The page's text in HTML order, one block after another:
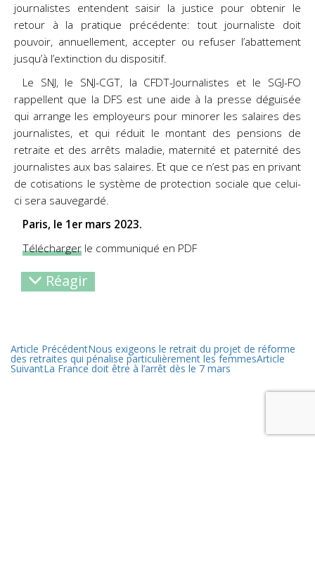
journalistes entendent saisir la justice pour obtenir le
retour à la pratique précédente: tout journaliste doit
pouvoir, annuellement, accepter ou refuser l’abattement
jusqu’à l’extinction du dispositif.
Le SNJ, le SNJ-CGT, la CFDT-Journalistes et le SGJ-FO
rappellent que la DFS est une aide à la presse déguisée
qui arrange les employeurs pour minorer les salaires des
journalistes, et qui réduit le montant des pensions de
retraite et des arrêts maladie, maternité et paternité des
journalistes aux bas salaires. Et que ce n’est pas en privant
de cotisations le système de protection sociale que celui-
ci sera sauvegardé.
Paris, le 1er mars 2023.
Télécharger le communiqué en PDF
Réagir
Article PrécédentNous exigeons le retrait du projet de réforme
des retraites qui pénalise particulièrement les femmesArticle
SuivantLa France doit être à l’arrêt dès le 7 mars